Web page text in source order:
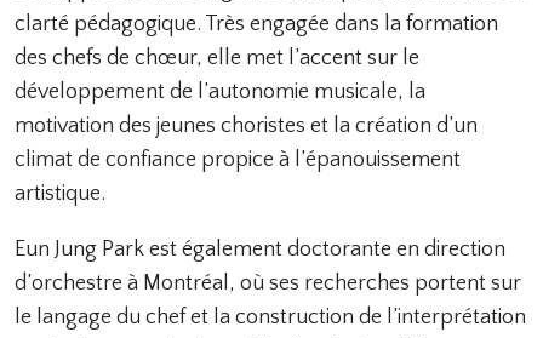
clarté pédagogique. Très engagée dans la formation
des chefs de chœur, elle met l’accent sur le
développement de l’autonomie musicale, la
motivation des jeunes choristes et la création d’un
climat de confiance propice à l’épanouissement
artistique.
Eun Jung Park est également doctorante en direction
d’orchestre à Montréal, où ses recherches portent sur
le langage du chef et la construction de l’interprétation